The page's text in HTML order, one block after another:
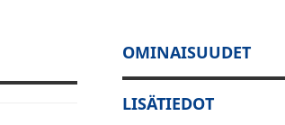
OMINAISUUDET
LISÄTIEDOT